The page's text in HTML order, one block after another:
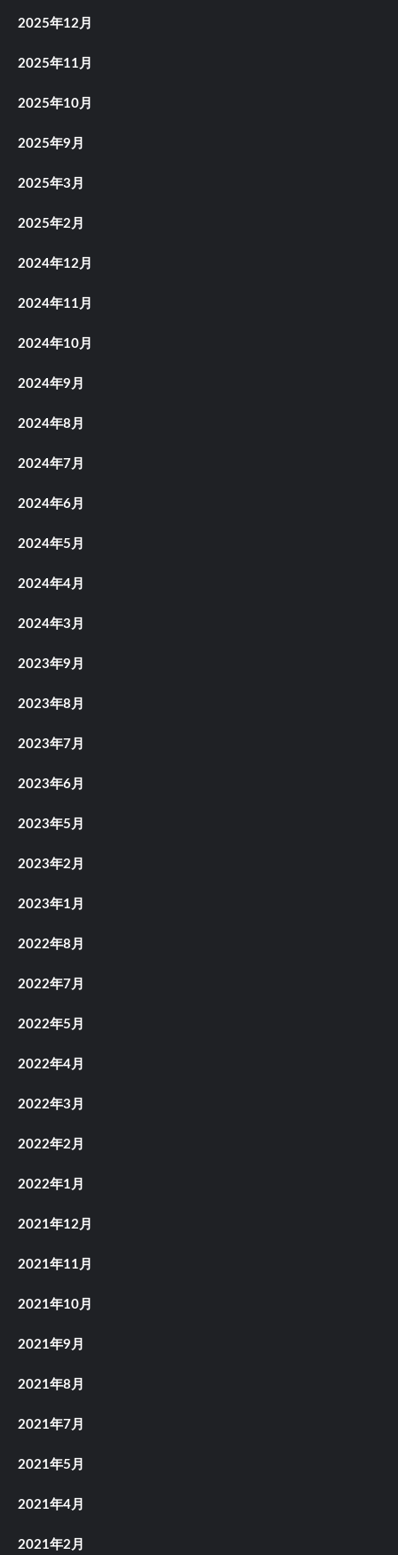
2025年12月
2025年11月
2025年10月
2025年9月
2025年3月
2025年2月
2024年12月
2024年11月
2024年10月
2024年9月
2024年8月
2024年7月
2024年6月
2024年5月
2024年4月
2024年3月
2023年9月
2023年8月
2023年7月
2023年6月
2023年5月
2023年2月
2023年1月
2022年8月
2022年7月
2022年5月
2022年4月
2022年3月
2022年2月
2022年1月
2021年12月
2021年11月
2021年10月
2021年9月
2021年8月
2021年7月
2021年5月
2021年4月
2021年2月